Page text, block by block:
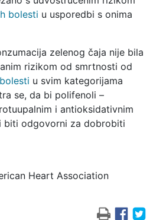
bolesti u usporedbi s onima
zelenog čaja nije bila
rizikom od smrtnosti od
u svim kategorijama
se, da bi polifenoli –
i antioksidativnim
biti odgovorni za dobrobiti
Heart Association